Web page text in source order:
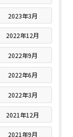
2023年3月
2022年12月
2022年9月
2022年6月
2022年3月
2021年12月
2021年9月